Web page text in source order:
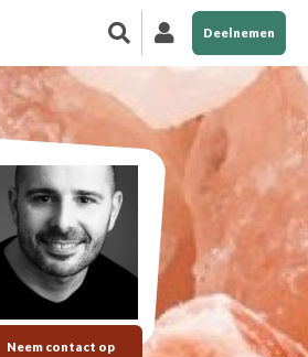
Deelnemen
Neem contact op